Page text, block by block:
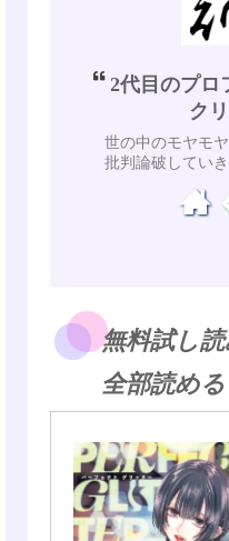
2代目のプロ
ク
世の中のモヤモ
批判論破していき
無料試し
全部読める